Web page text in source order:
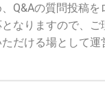
Q&Aの質問投稿
なりますので、ご
だける場として